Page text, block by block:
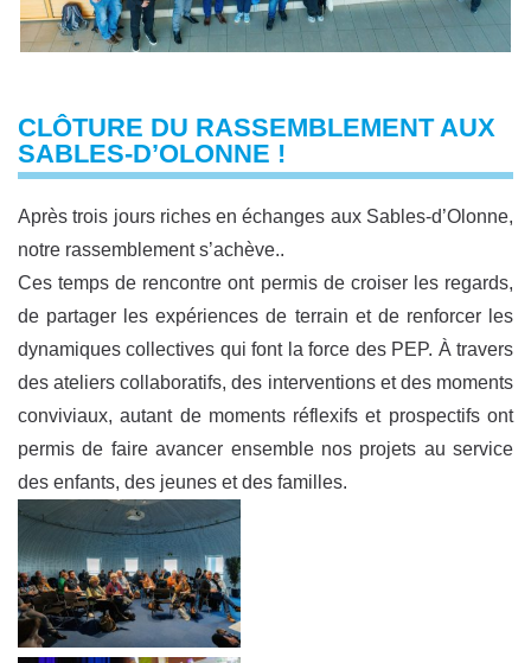
CLÔTURE DU RASSEMBLEMENT AUX
SABLES-D’OLONNE !
Après trois jours riches en échanges aux Sables-d’Olonne,
notre rassemblement s’achève..
Ces temps de rencontre ont permis de croiser les regards,
de partager les expériences de terrain et de renforcer les
dynamiques collectives qui font la force des PEP. À travers
des ateliers collaboratifs, des interventions et des moments
conviviaux, autant de moments réflexifs et prospectifs ont
permis de faire avancer ensemble nos projets au service
des enfants, des jeunes et des familles.